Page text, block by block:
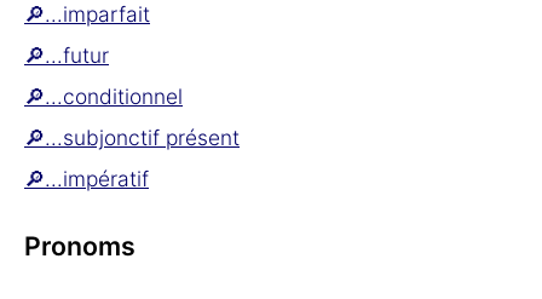
🔎...imparfait
🔎...futur
🔎...conditionnel
🔎...subjonctif présent
🔎...impératif
Pronoms